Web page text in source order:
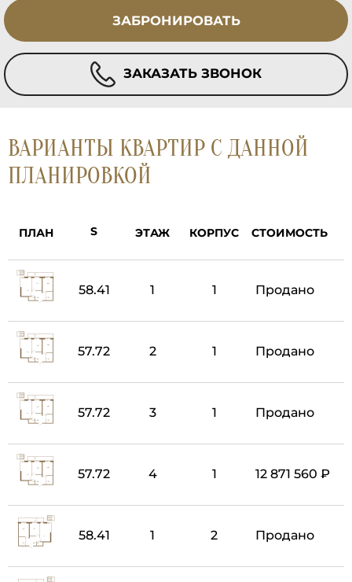
ЗАБРОНИРОВАТЬ
ЗАКАЗАТЬ ЗВОНОК
ВАРИАНТЫ КВАРТИР С ДАННОЙ
ПЛАНИРОВКОЙ
ПЛАН ЭТАЖ КОРПУС СТОИМОСТЬ
58.41 1 1 Продано
57.72 2 1 Продано
57.72 3 1 Продано
57.72 4 1 12 871 560 ₽
58.41 1 2 Продано